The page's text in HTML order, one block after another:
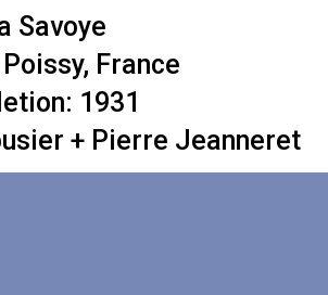
Savoye
France
1931
+ Pierre Jeanneret